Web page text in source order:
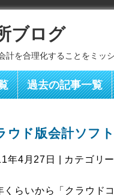
ブログ
計を合理化することをミッ
過去の記事一覧
ウド版会計ソフ
年4月27日 | カテゴリ
らいから「クラウド